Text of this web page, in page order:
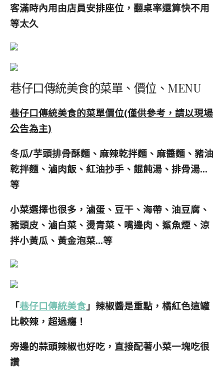
客滿時內用由店員安排座位，翻桌率還算快不用
等太久
巷仔口傳統美食的菜單、價位、MENU
巷仔口傳統美食的菜單價位(僅供參考，請以現場
公告為主)
冬瓜/芋頭排骨酥麵、麻辣乾拌麵、麻醬麵、豬油
乾拌麵、滷肉飯、紅油抄手、餛飩湯、排骨湯…
等
小菜選擇也很多，滷蛋、豆干、海帶、油豆腐、
豬頭皮、滷白菜、燙青菜、嘴邊肉、鯊魚煙、涼
拌小黃瓜、黃金泡菜…等
「巷仔口傳統美食 」辣椒醬是重點，橘紅色這罐
比較辣，超過癮！
旁邊的蒜頭辣椒也好吃，直接配著小菜一塊吃很
讚